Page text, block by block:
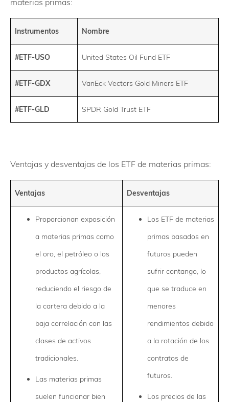
Instrumentos Nombre
#ETF-USO United States Oil Fund ETF
#ETF-GDX VanEck Vectors Gold Miners ETF
#ETF-GLD SPDR Gold Trust ETF
Ventajas y desventajas de los ETF de materias primas:
Ventajas Desventajas
Proporcionan exposición
a materias primas como
el oro, el petróleo o los
productos agrícolas,
reduciendo el riesgo de
la cartera debido a la
baja correlación con las
clases de activos
tradicionales.
Las materias primas
suelen funcionar bien
Los ETF de materias
primas basados en
futuros pueden
sufrir contango, lo
que se traduce en
menores
rendimientos debido
a la rotación de los
contratos de
futuros.
Los precios de las